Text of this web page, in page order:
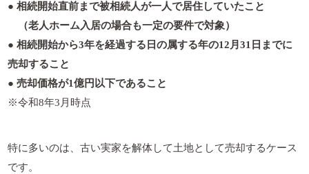
● 相続開始直前まで被相続人が一人で居住していたこと
（老人ホーム入居の場合も一定の要件で対象）
● 相続開始から3年を経過する日の属する年の12月31日までに
売却すること
● 売却価格が1億円以下であること
※令和8年3月時点
特に多いのは、古い実家を解体して土地として売却するケース
です。